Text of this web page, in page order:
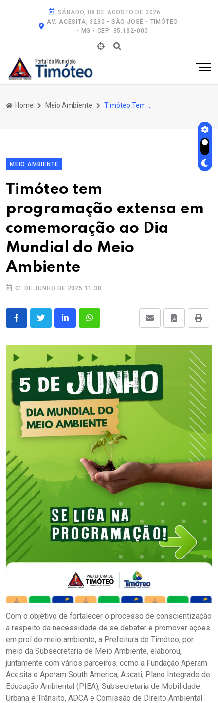
SÁBADO, 08 DE AGOSTO DE 2026
AV. ACESITA, 3230 - SÃO JOSÉ - TIMÓTEO
- MG - CEP: 35.182-000
Home Meio Ambiente
MEIO AMBIENTE
Timóteo tem
programação extensa em
comemoração ao Dia
Mundial do Meio
Ambiente
01 DE JUNHO DE 2025 11:30
Com o objetivo de fortalecer o processo de conscientização
a respeito da necessidade de se debater e promover ações
em prol do meio ambiente, a Prefeitura de Timóteo, por
meio da Subsecretaria de Meio Ambiente, elaborou,
juntamente com vários parceiros, como a Fundação Aperam
Acesita e Aperam South America, Ascati, Plano Integrado de
Educação Ambiental (PIEA), Subsecretaria de Mobilidade
Urbana e Trânsito, ADCA e Comissão de Direito Ambiental